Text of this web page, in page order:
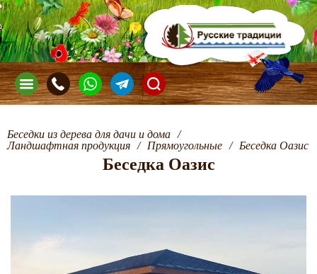
Беседки из дерева для дачи и дома /
Ландшафтная продукция / Прямоугольные / Беседка Оазис
Беседка Оазис